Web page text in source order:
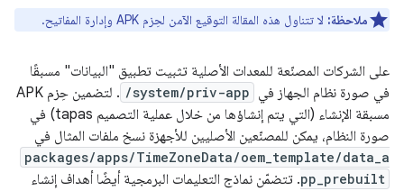
ملاحظة: لا تتناول هذه المقالة التوقيع الآمن لحِزم APK وإدارة المفاتيح.
على الشركات المصنّعة للمعدات الأصلية تثبيت تطبيق "البيانات" مسبقًا
في صورة نظام الجهاز في /system/priv-app
. لتضمين حِزم APK
مسبقة الإنشاء (التي يتم إنشاؤها من خلال عملية التصميم tapas) في
صورة النظام، يمكن للمصنّعين الأصليين للأجهزة نسخ ملفات المثال في
packages/apps/TimeZoneData/oem_template/data_a
pp_prebuilt. تتضمّن نماذج التعليمات البرمجية أيضًا أهداف إنشاء